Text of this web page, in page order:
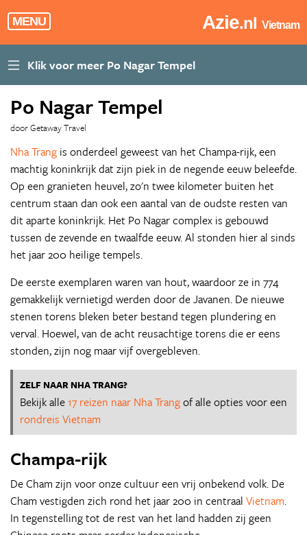
MENU Azie.nl Vietnam
Po Nagar Tempel
door Getaway Travel
Nha Trang is onderdeel geweest van het Champa-rijk, een
machtig koninkrijk dat zijn piek in de negende eeuw beleefde.
Op een granieten heuvel, zo'n twee kilometer buiten het
centrum staan dan ook een aantal van de oudste resten van
dit aparte koninkrijk. Het Po Nagar complex is gebouwd
tussen de zevende en twaalfde eeuw. Al stonden hier al sinds
het jaar 200 heilige tempels.
De eerste exemplaren waren van hout, waardoor ze in 774
gemakkelijk vernietigd werden door de Javanen. De nieuwe
stenen torens bleken beter bestand tegen plundering en
verval. Hoewel, van de acht reusachtige torens die er eens
stonden, zijn nog maar vijf overgebleven.
ZELF NAAR NHA TRANG?
Bekijk alle17 reizen naar Nha Trangof alle opties voor een
rondreis Vietnam
Champa-rijk
De Cham zijn voor onze cultuur een vrij onbekend volk. De
Cham vestigden zich rond het jaar 200 in centraal Vietnam.
In tegenstelling tot de rest van het land hadden zij geen